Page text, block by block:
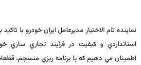
نماينده تام الاختيار مديرعامل ايران خودرو با
استانداردي و كيفيت در فرآيند تجاري سازي
اطمينان مي دهيم كه با برنامه ريزي منسجم،